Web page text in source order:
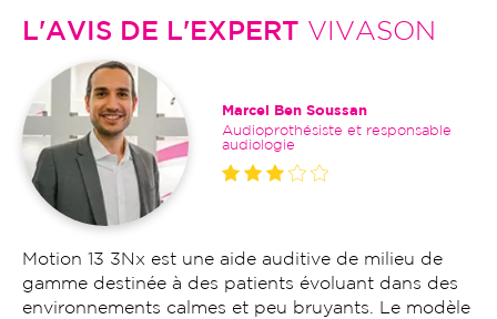
L'AVIS DE L'EXPERT VIVASON
Marcel Ben Soussan
Audioprothésiste et responsable
audiologie
Motion 13 3Nx est une aide auditive de milieu de
gamme destinée à des patients évoluant dans des
environnements calmes et peu bruyants. Le modèle